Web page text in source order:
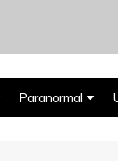
Paranormal